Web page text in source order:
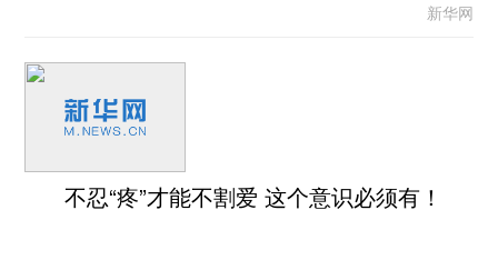
新华网
不忍“疼”才能不割爱 这个意识必须有！